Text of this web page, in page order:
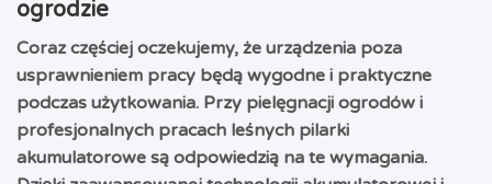
ogrodzie
Coraz częściej oczekujemy, że urządzenia poza
usprawnieniem pracy będą wygodne i praktyczne
podczas użytkowania. Przy pielęgnacji ogrodów i
profesjonalnych pracach leśnych pilarki
akumulatorowe są odpowiedzią na te wymagania.